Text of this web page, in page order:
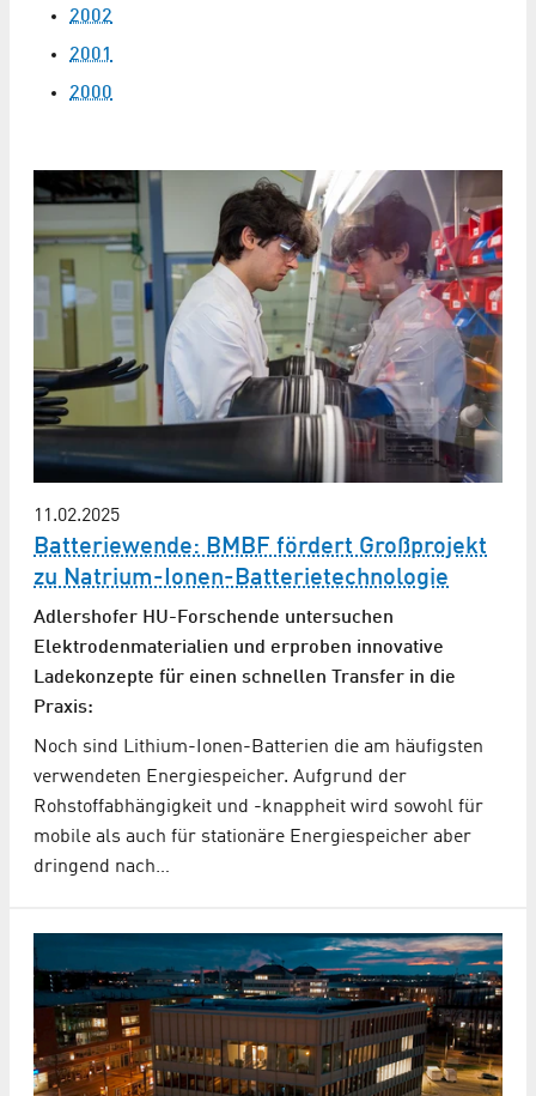
2002
2001
2000
11.02.2025
Batteriewende: BMBF fördert Großprojekt
zu Natrium-Ionen-Batterietechnologie
Adlershofer HU-Forschende untersuchen
Elektrodenmaterialien und erproben innovative
Ladekonzepte für einen schnellen Transfer in die
Praxis:
Noch sind Lithium-Ionen-Batterien die am häufigsten
verwendeten Energiespeicher. Aufgrund der
Rohstoffabhängigkeit und -knappheit wird sowohl für
mobile als auch für stationäre Energiespeicher aber
dringend nach…